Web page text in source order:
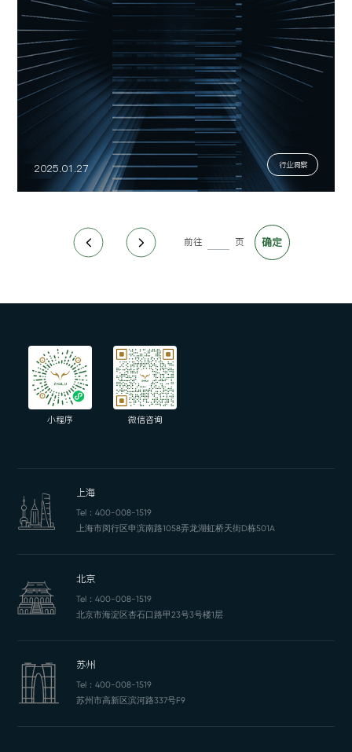
2025.01.27 行业洞察
前往 页
小程序 微信咨询
上海
Tel： 400-008-1519
上海市闵行区申滨南路1058弄龙湖虹桥天街D栋501A
北京
Tel： 400-008-1519
北京市海淀区杏石口路甲23号3号楼1层
苏州
Tel： 400-008-1519
苏州市高新区滨河路337号F9